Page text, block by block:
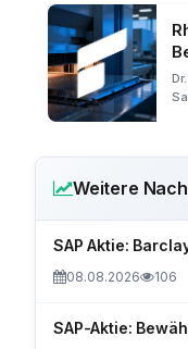
Weitere
SAP Aktie:
08.08.2026 106
SAP-Aktie: